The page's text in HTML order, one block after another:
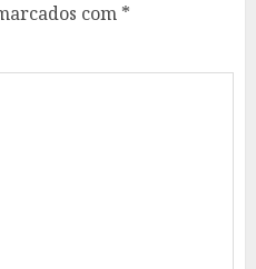
com *